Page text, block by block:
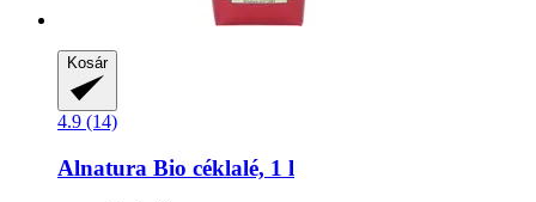
Kosár
4.9 (14)
Alnatura Bio céklalé, 1 l